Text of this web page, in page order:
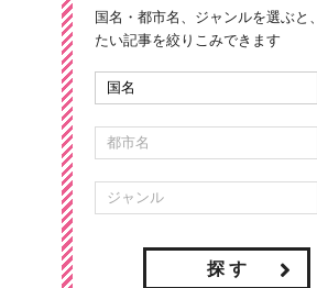
国名・都市名、ジャンルを選ぶと
たい記事を絞りこみできます
探 す